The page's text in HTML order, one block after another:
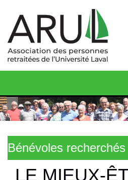
Bénévoles recherchés
LE MIEUX-